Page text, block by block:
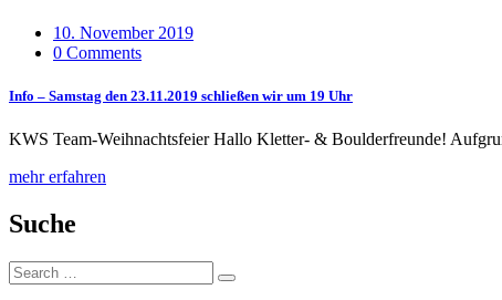
10. November 2019
0 Comments
Info – Samstag den 23.11.2019 schließen wir um 19 Uhr
KWS Team-Weihnachtsfeier Hallo Kletter- & Boulderfreunde!
mehr erfahren
Suche
Search
for:
Search